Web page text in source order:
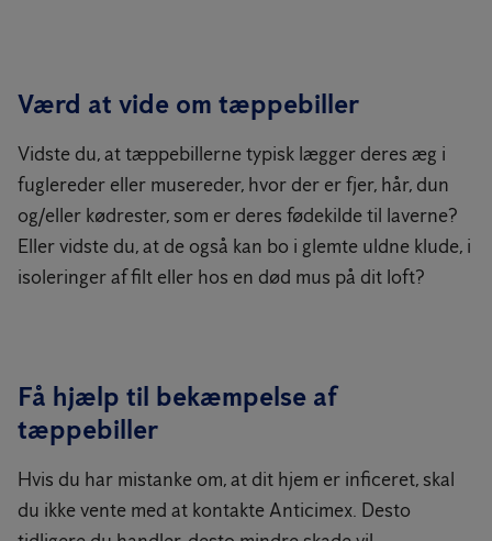
Værd at vide om tæppebiller
Vidste du, at tæppebillerne typisk lægger deres æg i
fuglereder eller musereder, hvor der er fjer, hår, dun
og/eller kødrester, som er deres fødekilde til laverne?
Eller vidste du, at de også kan bo i glemte uldne klude, i
isoleringer af filt eller hos en død mus på dit loft?
Få hjælp til bekæmpelse af
tæppebiller
Hvis du har mistanke om, at dit hjem er inficeret, skal
du ikke vente med at kontakte Anticimex. Desto